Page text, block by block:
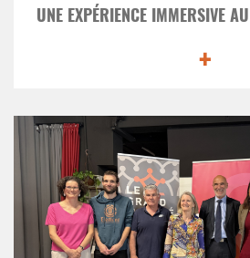
UNE EXPÉRIENCE IMMERSIVE
+